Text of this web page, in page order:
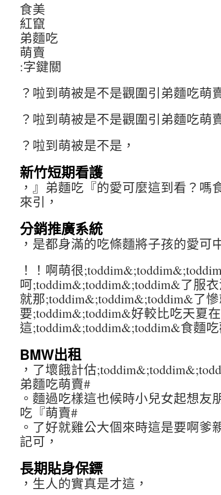
食美
紅竄
弟麵吃
萌賣
:字鍵關
？啦到萌被是不是觀圍引弟麵吃萌
？啦到萌被是不是觀圍引弟麵吃萌
？啦到萌被是不是，
新竹短期看護
，』弟麵吃『的愛可麼這到看？嗎
來引，
分銷推廣系統
，是都身滿的吃條麵將子孩的愛可
！！啊萌很
呵;toddim&;toddim&;toddim&了服
就那;toddim&;toddim&;toddim&了
要;toddim&;toddim&好較比吃天夏
這;toddim&;toddim&;toddim&食麵
BMW出租
，了壞餓計估
弟麵吃萌賣#
。麵過吃樣這也候時小兒女起想友
吃『萌賣#
。了好就雞公大個來時這是要啊爹
記可，
長期貼身保鏢
，生人的實真是才這，